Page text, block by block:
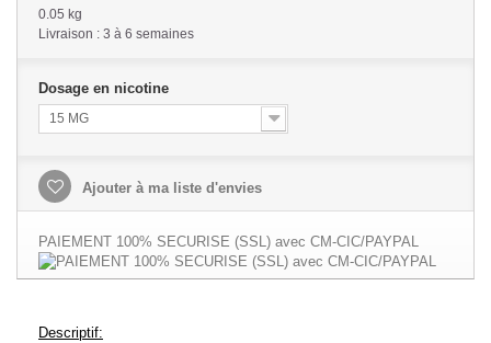
0.05 kg
Livraison : 3 à 6 semaines
Dosage en nicotine
15 MG
Ajouter à ma liste d'envies
PAIEMENT 100% SECURISE (SSL) avec CM-CIC/PAYPAL
Descriptif: